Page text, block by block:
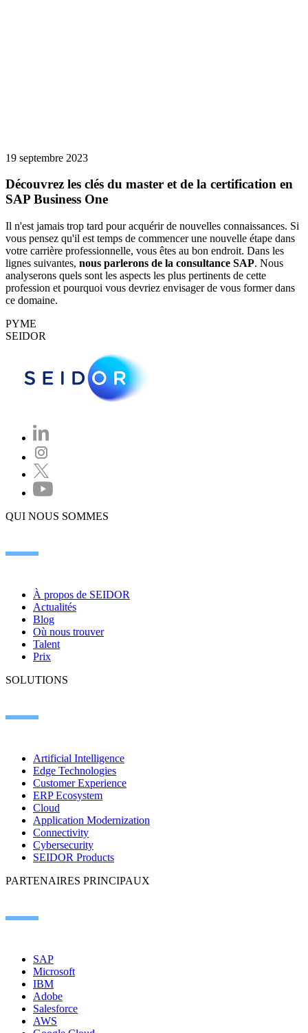
19 septembre 2023
Découvrez les clés du master et de la certification en
SAP Business One
Il n'est jamais trop tard pour acquérir de nouvelles connaissances. Si
vous pensez qu'il est temps de commencer une nouvelle étape dans
votre carrière professionnelle, vous êtes au bon endroit. Dans les
lignes suivantes, nous parlerons de la consultance SAP. Nous
analyserons quels sont les aspects les plus pertinents de cette
profession et pourquoi vous devriez envisager de vous former dans
ce domaine.
PYME
SEIDOR
QUI NOUS SOMMES
À propos de SEIDOR
Actualités
Blog
Où nous trouver
Talent
Prix
SOLUTIONS
Artificial Intelligence
Edge Technologies
Customer Experience
ERP Ecosystem
Cloud
Application Modernization
Connectivity
Cybersecurity
SEIDOR Products
PARTENAIRES PRINCIPAUX
SAP
Microsoft
IBM
Adobe
Salesforce
AWS